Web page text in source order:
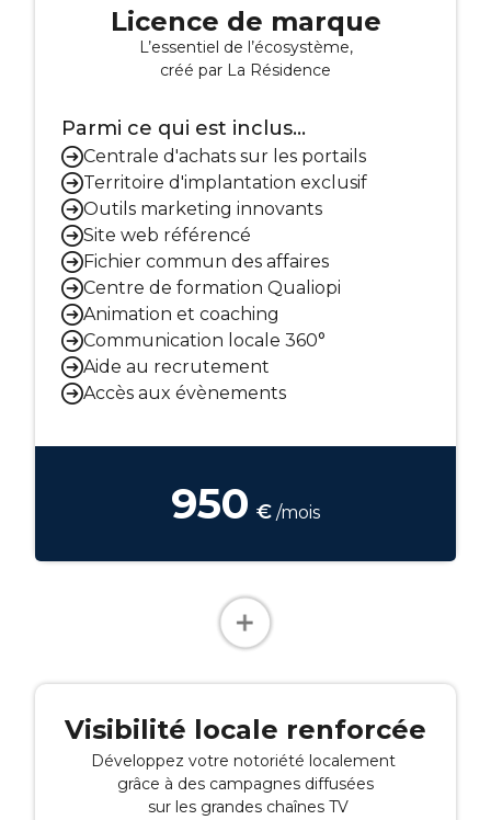
Licence de marque
L’essentiel de l’écosystème,
créé par La Résidence
Parmi ce qui est inclus...
Centrale d'achats sur les portails
Territoire d'implantation exclusif
Outils marketing innovants
Site web référencé
Fichier commun des affaires
Centre de formation Qualiopi
Animation et coaching
Communication locale 360°
Aide au recrutement
Accès aux évènements
950 € /mois
Visibilité locale renforcée
Développez votre notoriété localement
grâce à des campagnes diffusées
sur les grandes chaînes TV